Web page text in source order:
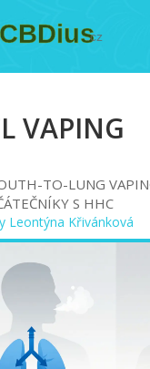
VAPING
TO-LUNG
S HHC
Leontýna Křivánková